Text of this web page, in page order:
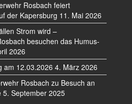
Rosbach feiert
der Kapersburg 11. Mai 2026
Strom wird –
besuchen das Humus-
2026
am 12.03.2026 4. März 2026
Rosbach zu Besuch an
5. September 2025